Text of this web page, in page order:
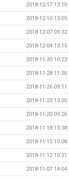
2018-12-17 13:10
2018-12-10 13:05
2018-12-07 09:32
2018-12-04 13:15
2018-11-30 10:23
2018-11-28 11:36
2018-11-26 09:11
2018-11-23 13:05
2018-11-20 09:26
2018-11-18 13:38
2018-11-15 10:08
2018-11-12 10:31
2018-11-07 14:04